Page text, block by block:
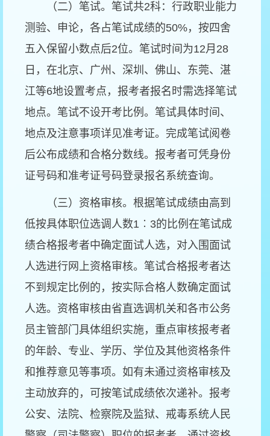
（二）笔试。笔试共2科：行政职业能力
测验、申论，各占笔试成绩的50%，按四舍
五入保留小数点后2位。笔试时间为12月 28
日，在北京、广州、深圳、佛山、东莞、湛
江等6地设置考点，报考者报名时需选择笔试
地点。笔试不设开考比例。笔试具体时间、
地点及注意事项详见准考证。完成笔试阅卷
后公布成绩和合格分数线。报考者可凭身份
证号码和准考证号码登录报名系统查询。
（三）资格审核。根据笔试成绩由高到
低按具体职位选调人数1 ︰ 3的比例在笔试成
绩合格报考者中确定面试人选，对入围面试
人选进行网上资格审核。笔试合格报考者达
不到规定比例的，按实际合格人数确定面试
人选。资格审核由省直选调机关和各市公务
员主管部门具体组织实施，重点审核报考者
的年龄、专业、学历、学位及其他资格条件
和推荐意见等事项。如有未通过资格审核及
主动放弃的，可按笔试成绩依次递补。报考
公安、法院、检察院及监狱、戒毒系统人民